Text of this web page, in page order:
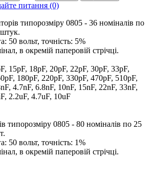
питання (0)
типорозміру 0805 - 36 номіналів по
50 вольт, точність: 5%
в окремій паперовій стрічці.
15pF, 18pF, 20pF, 22pF, 30pF, 33pF,
180pF, 220pF, 330pF, 470pF, 510pF,
4.7nF, 6.8nF, 10nF, 15nF, 22nF, 33nF,
2.2uF, 4.7uF, 10uF
типорозміру 0805 - 80 номіналів по 25
50 вольт, точність: 1%
в окремій паперовій стрічці.